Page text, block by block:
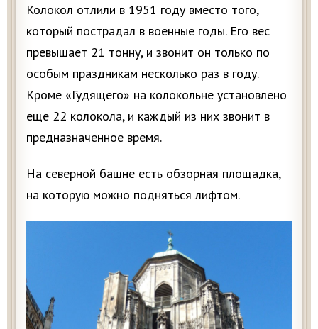
Колокол отлили в 1951 году вместо того,
который пострадал в военные годы. Его вес
превышает 21 тонну, и звонит он только по
особым праздникам несколько раз в году.
Кроме «Гудящего» на колокольне установлено
еще 22 колокола, и каждый из них звонит в
предназначенное время.
На северной башне есть обзорная площадка,
на которую можно подняться лифтом.